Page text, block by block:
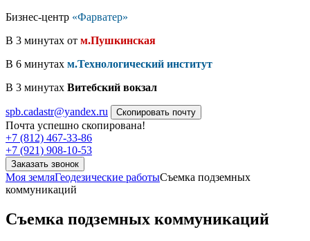
Бизнес-центр «Фарватер»
В 3 минутах от м.Пушкинская
В 6 минутах м.Технологический институт
В 3 минутах Витебский вокзал
spb.cadastr@yandex.ru Скопировать почту
Почта успешно скопирована!
+7 (812) 467-33-86
+7 (921) 908-10-53
Заказать звонок
Моя земляГеодезические работыСъемка подземных
коммуникаций
Съемка подземных коммуникаций